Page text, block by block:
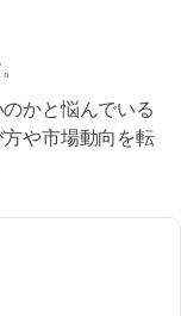
かと悩んでいる
方や市場動向を転